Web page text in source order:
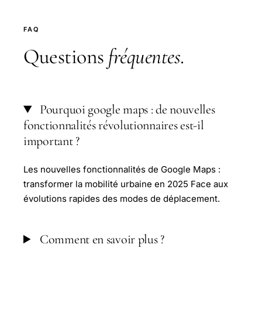
FAQ
Questions fréquentes.
Pourquoi google maps : de nouvelles
fonctionnalités révolutionnaires est-il
important ?
Les nouvelles fonctionnalités de Google Maps :
transformer la mobilité urbaine en 2025 Face aux
évolutions rapides des modes de déplacement.
Comment en savoir plus ?